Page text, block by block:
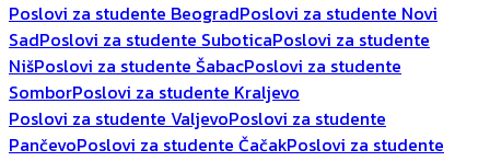
Poslovi za studente BeogradPoslovi za studente Novi
SadPoslovi za studente SuboticaPoslovi za studente
NišPoslovi za studente ŠabacPoslovi za studente
SomborPoslovi za studente Kraljevo
Poslovi za studente ValjevoPoslovi za studente
PančevoPoslovi za studente ČačakPoslovi za studente